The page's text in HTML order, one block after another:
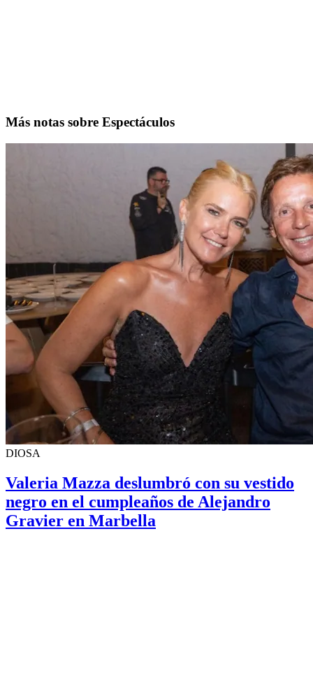
Más notas sobre Espectáculos
DIOSA
Valeria Mazza deslumbró con su vestido
negro en el cumpleaños de Alejandro
Gravier en Marbella